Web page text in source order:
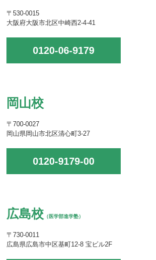
〒530-0015
大阪府大阪市北区中崎西2-4-41
0120-06-9179
岡山校
〒700-0027
岡山県岡山市北区清心町3-27
0120-9179-00
広島校 （医学部進学塾）
〒730-0011
広島県広島市中区基町12-8 宝ビル2F